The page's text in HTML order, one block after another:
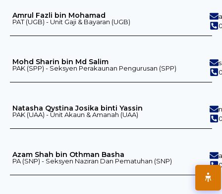
Amrul Fazli bin Mohamad
PAT (UGB) - Unit Gaji & Bayaran (UGB)
Mohd Sharin bin Md Salim
PAK (SPP) - Seksyen Perakaunan Pengurusan (SPP)
Natasha Qystina Josika binti Yassin
PAK (UAA) - Unit Akaun & Amanah (UAA)
Azam Shah bin Othman Basha
PA (SNP) - Seksyen Naziran Dan Pematuhan (SNP)